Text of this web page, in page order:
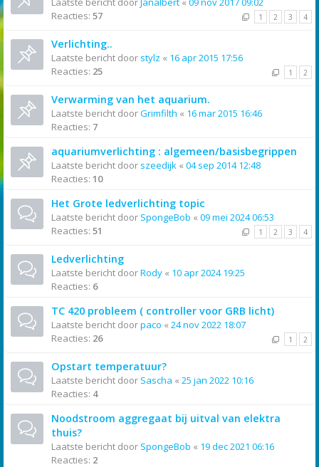
Reacties: 57 1 2 3 4
Verlichting..
Laatste bericht door stylz « 16 apr 2015 17:56
Reacties: 25 1 2
Verwarming van het aquarium.
Laatste bericht doorGrimfilth « 16 mar 2015 16:46
Reacties: 7
aquariumverlichting : algemeen/basisbegrippen
Laatste bericht door szeedijk « 04 sep 2014 12:48
Reacties: 10
Het Grote ledverlichting topic
Laatste bericht door SpongeBob « 09 mei 2024 06:53
Reacties: 51 1 2 3 4
Ledverlichting
Laatste bericht doorRody « 10 apr 2024 19:25
Reacties: 6
TC 420 probleem ( controller voor GRB licht)
Laatste bericht doorpaco « 24 nov 2022 18:07
Reacties: 26 1 2
Opstart temperatuur?
Laatste bericht door Sascha « 25 jan 2022 10:16
Reacties: 4
Noodstroom aggregaat bij uitval van elektra
thuis?
Laatste bericht door SpongeBob « 19 dec 2021 06:16
Reacties: 2